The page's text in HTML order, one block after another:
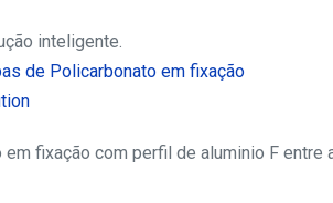
inteligente.
fixação com perfil de aluminio F entre